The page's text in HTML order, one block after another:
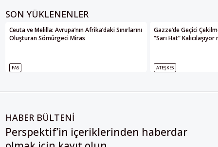
SON YÜKLENENLER
Ceuta ve Melilla: Avrupa’nın Afrika’daki Sınırlarını
Oluşturan Sömürgeci Miras
FAS
Gazze’de Geçici
“Sarı Hat” Kalıcılaşıyor
ATEŞKES
HABER BÜLTENİ
Perspektif’in içeriklerinden haberdar